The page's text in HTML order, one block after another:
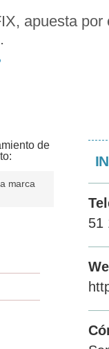
apuesta por
marca
51